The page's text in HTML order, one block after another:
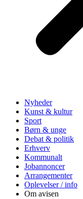
Nyheder
Kunst & kultur
Sport
Børn & unge
Debat & politik
Erhverv
Kommunalt
Jobannoncer
Arrangementer
Oplevelser / info
Om avisen